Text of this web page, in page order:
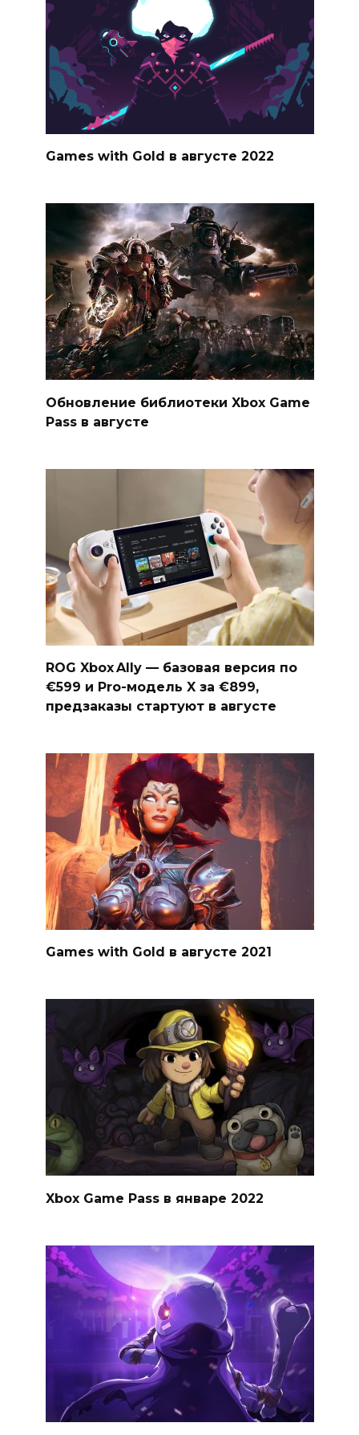
Games with Gold в августе 2022
Обновление библиотеки Xbox Game
Pass в августе
ROG Xbox Ally — базовая версия по
€599 и Pro-модель X за €899,
предзаказы стартуют в августе
Games with Gold в августе 2021
Xbox Game Pass в январе 2022